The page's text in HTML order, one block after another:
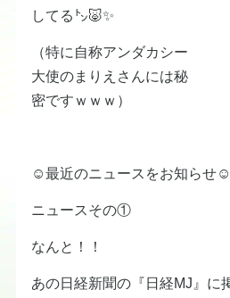
してる㌧🐷✨
（特に自称アンダカシー
大使のまりえさんには秘
密ですｗｗｗ）
☺最近のニュースをお知らせ☺
ニュースその①
なんと！！
あの日経新聞の『日経MJ』に